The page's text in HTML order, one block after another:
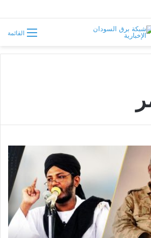
القائمة